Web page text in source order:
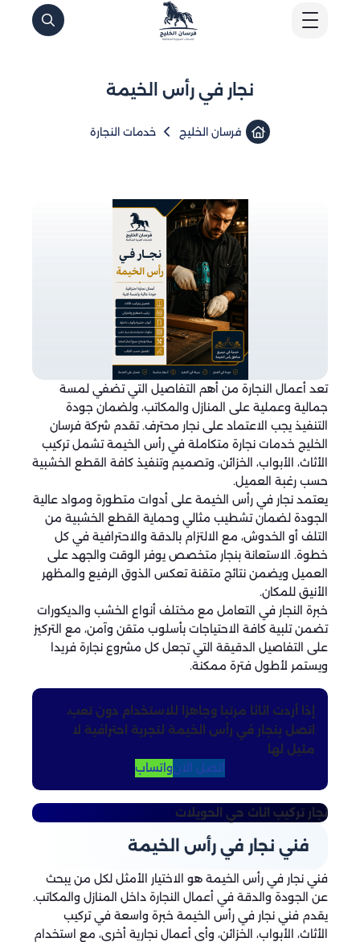
نجار في رأس الخيمة
فرسان الخليج خدمات النجارة
تعد أعمال النجارة من أهم التفاصيل التي تضفي لمسة
جمالية وعملية على المنازل والمكاتب، ولضمان جودة
التنفيذ يجب الاعتماد على نجار محترف. تقدم شركة فرسان
الخليج خدمات نجارة متكاملة في رأس الخيمة تشمل تركيب
الأثاث، الأبواب، الخزائن، وتصميم وتنفيذ كافة القطع الخشبية
حسب رغبة العميل.
يعتمد نجار في رأس الخيمة على أدوات متطورة ومواد عالية
الجودة لضمان تشطيب مثالي وحماية القطع الخشبية من
التلف أو الخدوش، مع الالتزام بالدقة والاحترافية في كل
خطوة. الاستعانة بنجار متخصص يوفر الوقت والجهد على
العميل ويضمن نتائج متقنة تعكس الذوق الرفيع والمظهر
الأنيق للمكان.
خبرة النجار في التعامل مع مختلف أنواع الخشب والديكورات
تضمن تلبية كافة الاحتياجات بأسلوب متقن وآمن، مع التركيز
على التفاصيل الدقيقة التي تجعل كل مشروع نجارة فريدا
ويستمر لأطول فترة ممكنة.
إذا أردت اثاثا مرتبا وجاهزا للاستخدام دون تعب،
اتصل بنجار في رأس الخيمة لتجربة احترافية لا
مثيل لها
اتصل الانواتساب
نجار تركيب اثاث حي الحويلات
فني نجار في رأس الخيمة
فني نجار في رأس الخيمة هو الاختيار الأمثل لكل من يبحث
عن الجودة والدقة في أعمال النجارة داخل المنازل والمكاتب.
يقدم فني نجار في رأس الخيمة خبرة واسعة في تركيب
الأثاث، الأبواب، الخزائن، وأي أعمال نجارية أخرى، مع استخدام